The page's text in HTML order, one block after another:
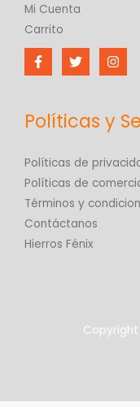
Mi Cuenta
Carrito
Políticas y
Políticas de
Políticas de
Términos y
Contáctanos
Hierros Fénix
Copyright